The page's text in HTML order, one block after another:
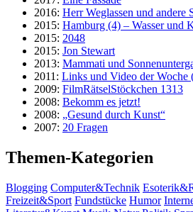
2016: Herr Weglassen und andere
2015: Hamburg (4) – Wasser und
2015: 2048
2015: Jon Stewart
2013: Mammati und
2011: Links und Video der Woche
2009: FilmRätselStöckchen 1313
2008: Bekomm es jetzt!
2008: „Gesund durch Kunst“
2007: 20 Fragen
Themen-Kategorien
Blogging Computer&Technik
Freizeit&Sport Fundstücke Humor